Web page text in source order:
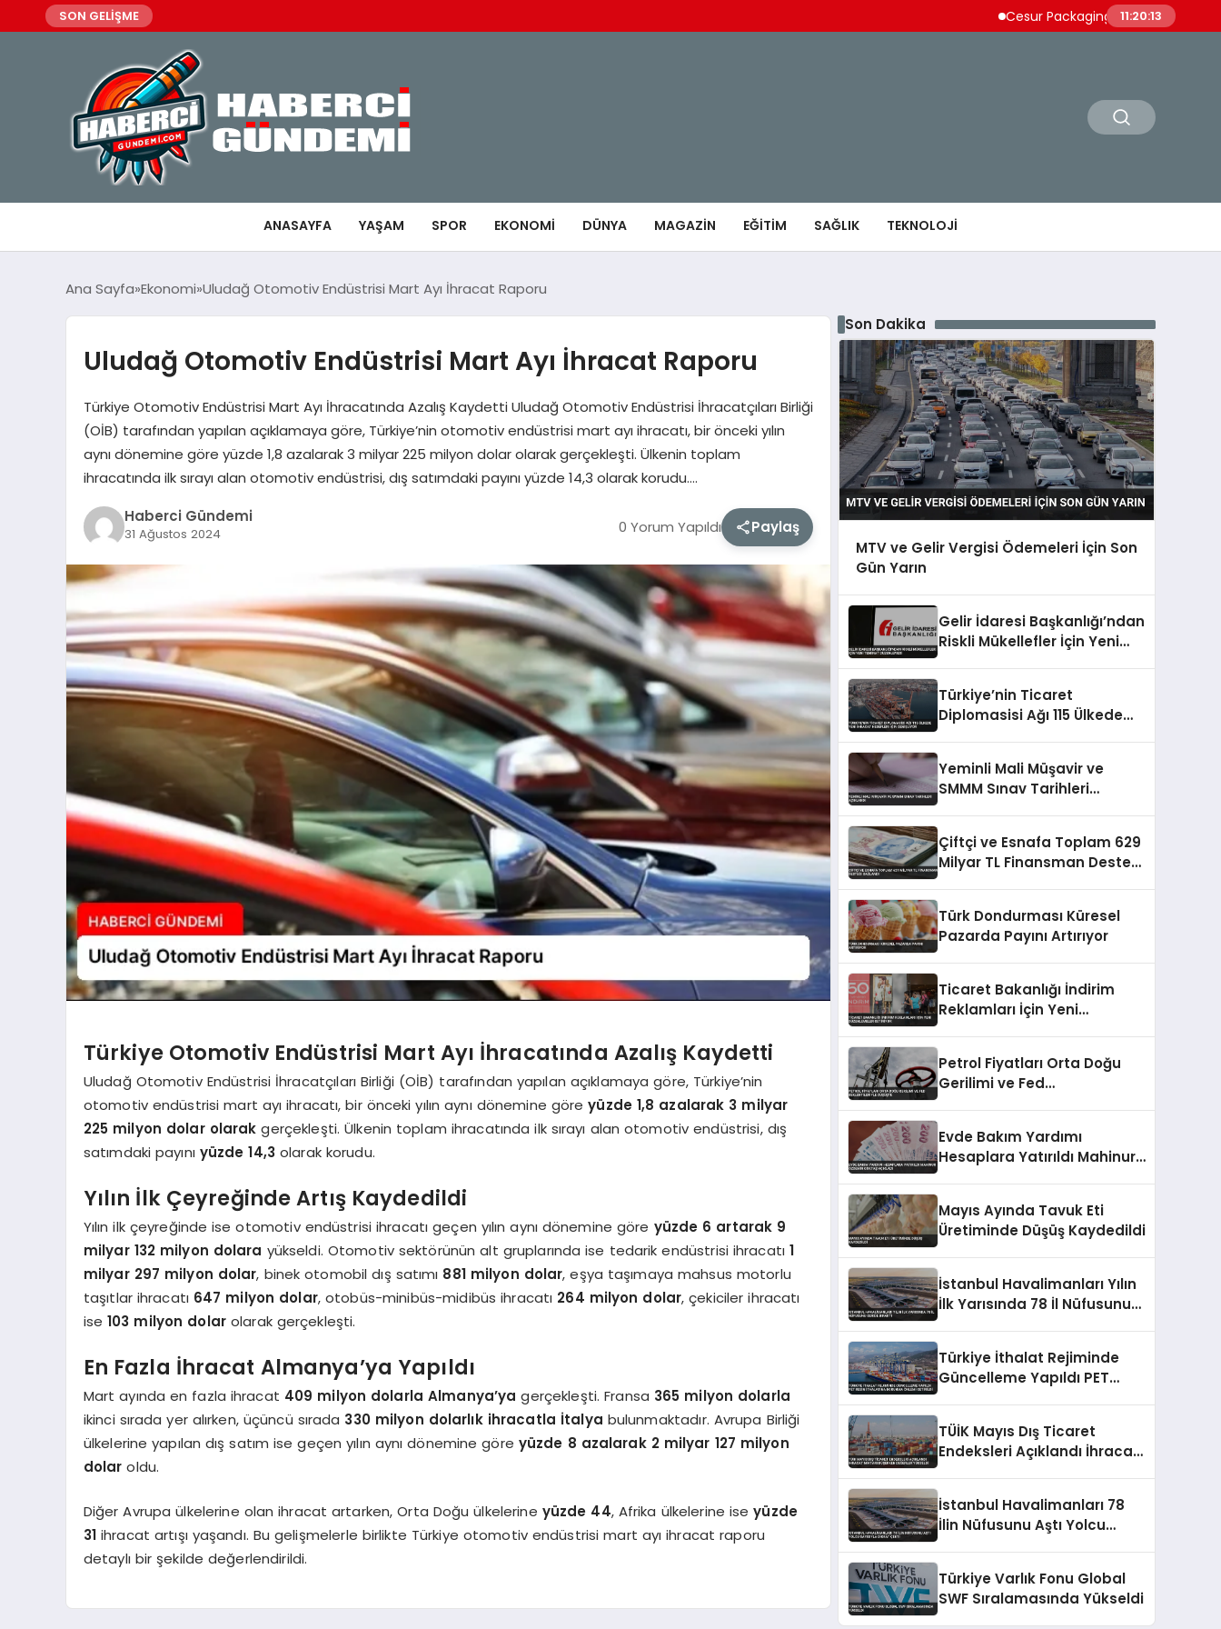
SON GELİŞME Cesur Packaging, Mısır’daki Üretim
11:20:14
ANASAYFA YAŞAM SPOR EKONOMI DÜNYA MAGAZIN EĞITIM SAĞLIK TEKNOLOJI
Ana Sayfa Ekonomi Uludağ Otomotiv Endüstrisi Mart Ayı İhracat Raporu
Uludağ Otomotiv Endüstrisi Mart Ayı İhracat Raporu
Türkiye Otomotiv Endüstrisi Mart Ayı İhracatında Azalış Kaydetti Uludağ Otomotiv Endüstrisi İhracatçıları Birliği
(OİB) tarafından yapılan açıklamaya göre, Türkiye’nin otomotiv endüstrisi mart ayı ihracatı, bir önceki yılın
aynı dönemine göre yüzde 1,8 azalarak 3 milyar 225 milyon dolar olarak gerçekleşti. Ülkenin toplam
ihracatında ilk sırayı alan otomotiv endüstrisi, dış satımdaki payını yüzde 14,3 olarak korudu….
Haberci Gündemi
31 Ağustos 2024 0 Yorum Yapıldı Paylaş
Türkiye Otomotiv Endüstrisi Mart Ayı İhracatında Azalış Kaydetti
Uludağ Otomotiv Endüstrisi İhracatçıları Birliği (OİB) tarafından yapılan açıklamaya göre, Türkiye’nin
otomotiv endüstrisi mart ayı ihracatı, bir önceki yılın aynı dönemine göreyüzde 1,8 azalarak 3 milyar
225 milyon dolar olarak gerçekleşti. Ülkenin toplam ihracatında ilk sırayı alan otomotiv endüstrisi, dış
satımdaki payını yüzde 14,3 olarak korudu.
Yılın İlk Çeyreğinde Artış Kaydedildi
Yılın ilk çeyreğinde ise otomotiv endüstrisi ihracatı geçen yılın aynı dönemine göre yüzde 6 artarak 9
milyar 132 milyon dolara yükseldi. Otomotiv sektörünün alt gruplarında ise tedarik endüstrisi ihracatı 1
milyar 297 milyon dolar, binek otomobil dış satımı 881 milyon dolar, eşya taşımaya mahsus motorlu
taşıtlar ihracatı 647 milyon dolar, otobüs-minibüs-midibüs ihracatı 264 milyon dolar, çekiciler ihracatı
ise103 milyon dolar olarak gerçekleşti.
En Fazla İhracat Almanya’ya Yapıldı
Mart ayında en fazla ihracat 409 milyon dolarla Almanya’ya gerçekleşti. Fransa 365 milyon dolarla
ikinci sırada yer alırken, üçüncü sırada 330 milyon dolarlık ihracatla İtalya bulunmaktadır. Avrupa Birliği
ülkelerine yapılan dış satım ise geçen yılın aynı dönemine göre yüzde 8 azalarak 2 milyar 127 milyon
dolar oldu.
Diğer Avrupa ülkelerine olan ihracat artarken, Orta Doğu ülkelerine yüzde 44, Afrika ülkelerine iseyüzde
31 ihracat artışı yaşandı. Bu gelişmelerle birlikte Türkiye otomotiv endüstrisi mart ayı ihracat raporu
detaylı bir şekilde değerlendirildi.
Son Dakika
MTV ve Gelir Vergisi Ödemeleri İçin Son
Gün Yarın
Gelir İdaresi Başkanlığı’ndan
Riskli Mükellefler İçin Yeni
Türkiye’nin Ticaret
Diplomasisi Ağı 115 Ülkede
Yeminli Mali Müşavir ve
SMMM Sınav Tarihleri
Çiftçi ve Esnafa Toplam 629
Milyar TL Finansman Desteği
Türk Dondurması Küresel
Pazarda Payını Artırıyor
Ticaret Bakanlığı İndirim
Reklamları İçin Yeni
Petrol Fiyatları Orta Doğu
Gerilimi ve Fed
Evde Bakım Yardımı
Hesaplara Yatırıldı Mahinur
Mayıs Ayında Tavuk Eti
Üretiminde Düşüş Kaydedildi
İstanbul Havalimanları Yılın
İlk Yarısında 78 İl Nüfusunu
Türkiye İthalat Rejiminde
Güncelleme Yapıldı PET
TÜİK Mayıs Dış Ticaret
Endeksleri Açıklandı İhracat
İstanbul Havalimanları 78
İlin Nüfusunu Aştı Yolcu
Türkiye Varlık Fonu Global
SWF Sıralamasında Yükseldi